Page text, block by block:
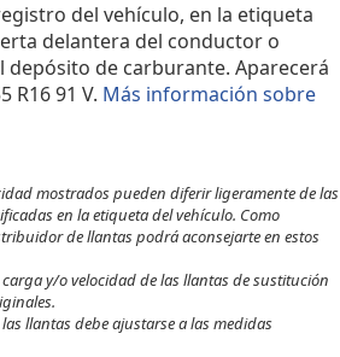
del vehículo, en la etiqueta
delantera del conductor o
depósito de carburante. Aparecerá
R16 91 V. Más información sobre
mostrados pueden diferir ligeramente de las
en la etiqueta del vehículo. Como
de llantas podrá aconsejarte en estos
y/o velocidad de las llantas de sustitución
llantas debe ajustarse a las medidas